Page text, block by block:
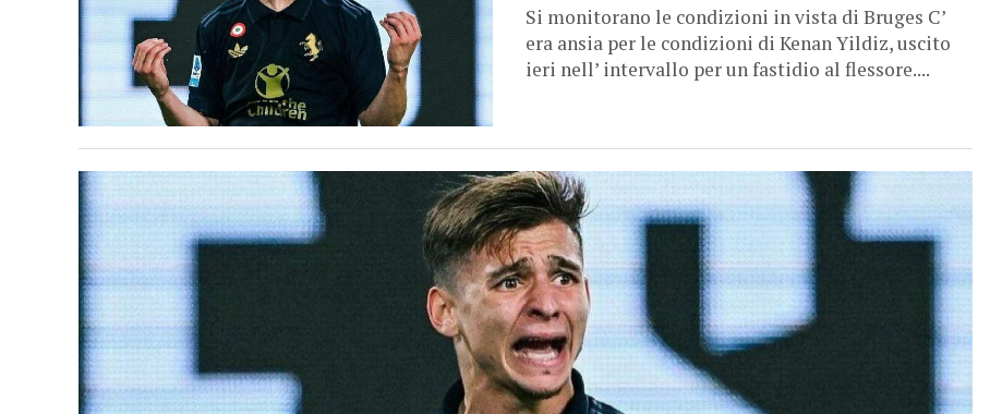
Si monitorano le condizioni in vista di Bruges C’
era ansia per le condizioni di Kenan Yildiz, uscito
ieri nell’ intervallo per un fastidio al flessore....